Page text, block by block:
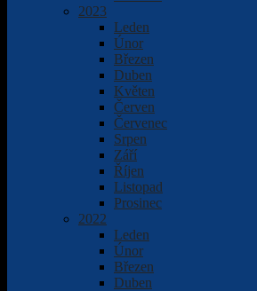
2023
Leden
Únor
Březen
Duben
Květen
Červen
Červenec
Srpen
Září
Říjen
Listopad
Prosinec
2022
Leden
Únor
Březen
Duben